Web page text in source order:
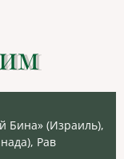
Бина» (Израиль),
Рав